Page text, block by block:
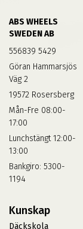
ABS WHEELS
SWEDEN AB
556839 5429
Göran Hammarsjös
Väg 2
19572 Rosersberg
Mån-Fre 08:00-
17:00
Lunchstängt 12:00-
13:00
Bankgiro: 5300-
1194
Kunskap
Däckskola